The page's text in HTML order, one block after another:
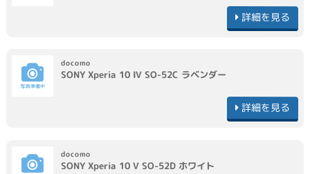
詳細を見る
docomo
SONY Xperia 10 IV SO-52C ラベンダー
詳細を見る
docomo
SONY Xperia 10 V SO-52D ホワイト